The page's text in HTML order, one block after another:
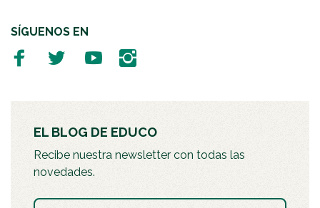
SÍGUENOS EN
EL BLOG DE EDUCO
Recibe nuestra newsletter con todas las
novedades.